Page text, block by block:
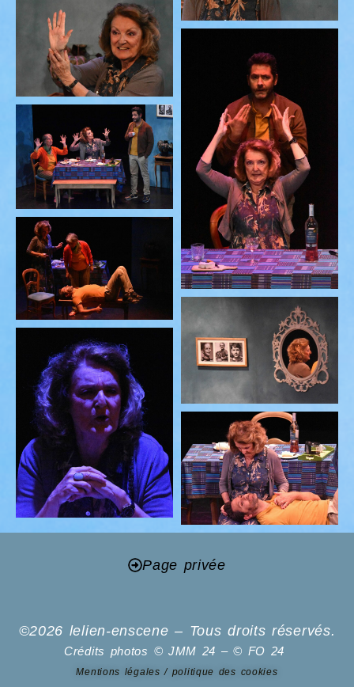
Page privée
©2026 lelien-enscene – Tous droits réservés.
Crédits photos © JMM 24 – © FO 24
Mentions légales / politique des cookies